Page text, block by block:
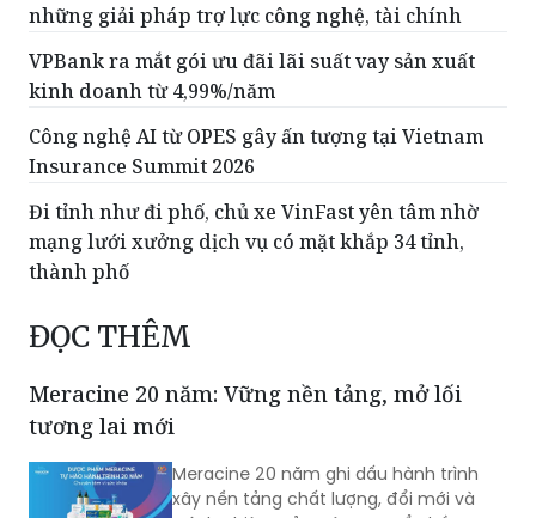
những giải pháp trợ lực công nghệ, tài chính
VPBank ra mắt gói ưu đãi lãi suất vay sản xuất
kinh doanh từ 4,99%/năm
Công nghệ AI từ OPES gây ấn tượng tại Vietnam
Insurance Summit 2026
Đi tỉnh như đi phố, chủ xe VinFast yên tâm nhờ
mạng lưới xưởng dịch vụ có mặt khắp 34 tỉnh,
thành phố
ĐỌC THÊM
Meracine 20 năm: Vững nền tảng, mở lối
tương lai mới
Meracine 20 năm ghi dấu hành trình
xây nền tảng chất lượng, đổi mới và